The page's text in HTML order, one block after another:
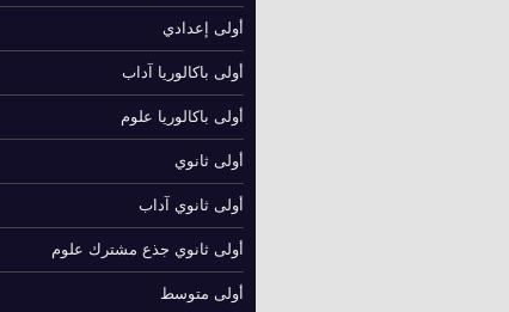
أولى إعدادي
أولى باكالوريا آداب
أولى باكالوريا علوم
أولى ثانوي
أولى ثانوي آداب
أولى ثانوي جذع مشترك علوم
أولى متوسط